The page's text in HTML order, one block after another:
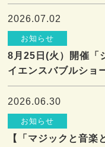
2026.07.02
お知らせ
8月25日(火）開催「
イエンスバブルショ
2026.06.30
お知らせ
【「マジックと音楽